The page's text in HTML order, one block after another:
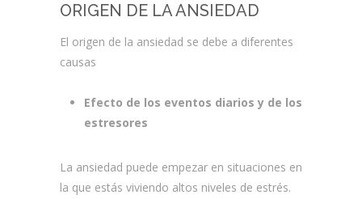
ORIGEN DE LA ANSIEDAD
El origen de la ansiedad se debe a diferentes
causas
Efecto de los eventos diarios y de los
estresores
La ansiedad puede empezar en situaciones en
la que estás viviendo altos niveles de estrés.